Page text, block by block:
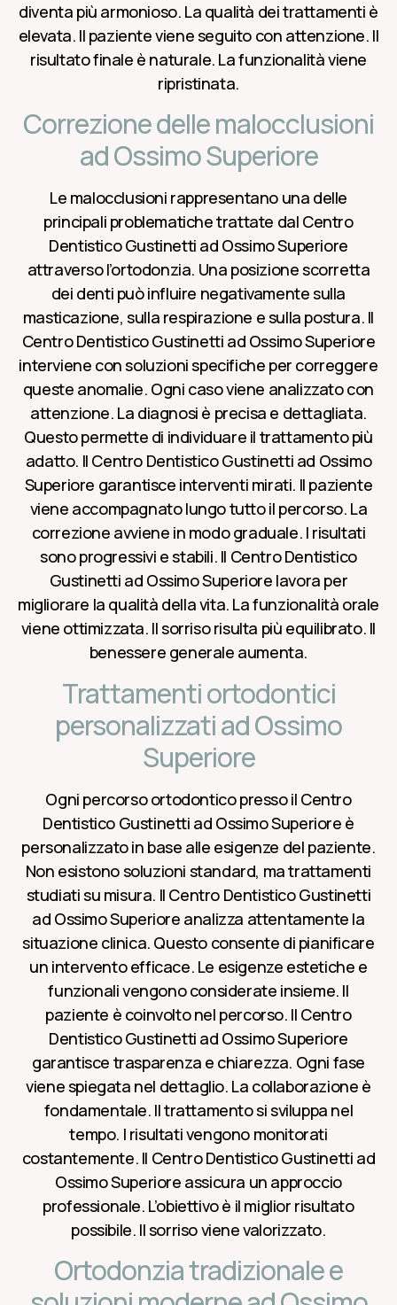
diventa più armonioso. La qualità dei trattamenti è
elevata. Il paziente viene seguito con attenzione. Il
risultato finale è naturale. La funzionalità viene
ripristinata.
Correzione delle malocclusioni
ad Ossimo Superiore
Le malocclusioni rappresentano una delle
principali problematiche trattate dal Centro
Dentistico Gustinetti ad Ossimo Superiore
attraverso l’ortodonzia. Una posizione scorretta
dei denti può influire negativamente sulla
masticazione, sulla respirazione e sulla postura. Il
Centro Dentistico Gustinetti ad Ossimo Superiore
interviene con soluzioni specifiche per correggere
queste anomalie. Ogni caso viene analizzato con
attenzione. La diagnosi è precisa e dettagliata.
Questo permette di individuare il trattamento più
adatto. Il Centro Dentistico Gustinetti ad Ossimo
Superiore garantisce interventi mirati. Il paziente
viene accompagnato lungo tutto il percorso. La
correzione avviene in modo graduale. I risultati
sono progressivi e stabili. Il Centro Dentistico
Gustinetti ad Ossimo Superiore lavora per
migliorare la qualità della vita. La funzionalità orale
viene ottimizzata. Il sorriso risulta più equilibrato. Il
benessere generale aumenta.
Trattamenti ortodontici
personalizzati ad Ossimo
Superiore
Ogni percorso ortodontico presso il Centro
Dentistico Gustinetti ad Ossimo Superiore è
personalizzato in base alle esigenze del paziente.
Non esistono soluzioni standard, ma trattamenti
studiati su misura. Il Centro Dentistico Gustinetti
ad Ossimo Superiore analizza attentamente la
situazione clinica. Questo consente di pianificare
un intervento efficace. Le esigenze estetiche e
funzionali vengono considerate insieme. Il
paziente è coinvolto nel percorso. Il Centro
Dentistico Gustinetti ad Ossimo Superiore
garantisce trasparenza e chiarezza. Ogni fase
viene spiegata nel dettaglio. La collaborazione è
fondamentale. Il trattamento si sviluppa nel
tempo. I risultati vengono monitorati
costantemente. Il Centro Dentistico Gustinetti ad
Ossimo Superiore assicura un approccio
professionale. L’obiettivo è il miglior risultato
possibile. Il sorriso viene valorizzato.
Ortodonzia tradizionale e